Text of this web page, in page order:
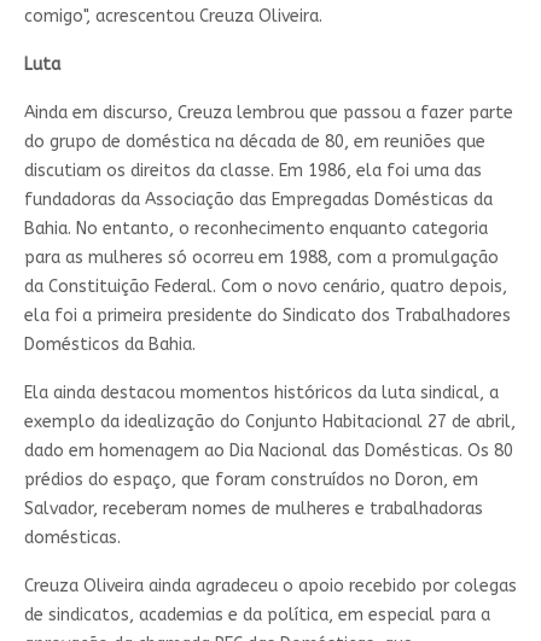
comigo", acrescentou Creuza Oliveira.
Luta
Ainda em discurso, Creuza lembrou que passou a fazer parte
do grupo de doméstica na década de 80, em reuniões que
discutiam os direitos da classe. Em 1986, ela foi uma das
fundadoras da Associação das Empregadas Domésticas da
Bahia. No entanto, o reconhecimento enquanto categoria
para as mulheres só ocorreu em 1988, com a promulgação
da Constituição Federal. Com o novo cenário, quatro depois,
ela foi a primeira presidente do Sindicato dos Trabalhadores
Domésticos da Bahia.
Ela ainda destacou momentos históricos da luta sindical, a
exemplo da idealização do Conjunto Habitacional 27 de abril,
dado em homenagem ao Dia Nacional das Domésticas. Os 80
prédios do espaço, que foram construídos no Doron, em
Salvador, receberam nomes de mulheres e trabalhadoras
domésticas.
Creuza Oliveira ainda agradeceu o apoio recebido por colegas
de sindicatos, academias e da política, em especial para a